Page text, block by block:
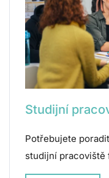
Studijní
Potřebujete
studijní pracoviště